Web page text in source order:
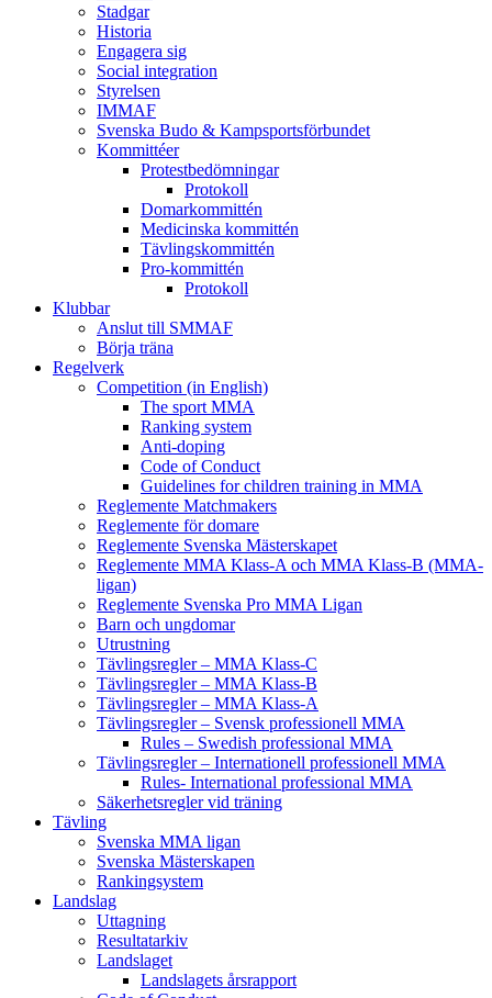
Stadgar
Historia
Engagera sig
Social integration
Styrelsen
IMMAF
Svenska Budo & Kampsportsförbundet
Kommittéer
Protestbedömningar
Protokoll
Domarkommittén
Medicinska kommittén
Tävlingskommittén
Pro-kommittén
Protokoll
Klubbar
Anslut till SMMAF
Börja träna
Regelverk
Competition (in English)
The sport MMA
Ranking system
Anti-doping
Code of Conduct
Guidelines for children training in MMA
Reglemente Matchmakers
Reglemente för domare
Reglemente Svenska Mästerskapet
Reglemente MMA Klass-A och MMA Klass-B (MMA-
ligan)
Reglemente Svenska Pro MMA Ligan
Barn och ungdomar
Utrustning
Tävlingsregler – MMA Klass-C
Tävlingsregler – MMA Klass-B
Tävlingsregler – MMA Klass-A
Tävlingsregler – Svensk professionell MMA
Rules – Swedish professional MMA
Tävlingsregler – Internationell professionell MMA
Rules- International professional MMA
Säkerhetsregler vid träning
Tävling
Svenska MMA ligan
Svenska Mästerskapen
Rankingsystem
Landslag
Uttagning
Resultatarkiv
Landslaget
Landslagets årsrapport